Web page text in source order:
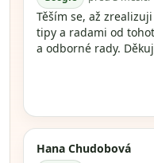
Těším se, až
tipy a radami od
a odborné rady.
Hana Chudobová